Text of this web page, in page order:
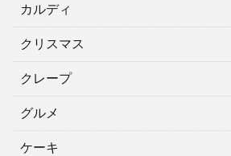
カルディ
クリスマス
クレープ
グルメ
ケーキ